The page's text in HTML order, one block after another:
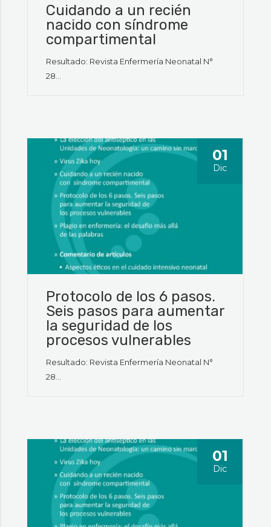
Cuidando a un recién
nacido con síndrome
compartimental
Resultado: Revista Enfermería Neonatal N°
28...
01
Dic
Protocolo de los 6 pasos.
Seis pasos para aumentar
la seguridad de los
procesos vulnerables
Resultado: Revista Enfermería Neonatal N°
28...
01
Dic